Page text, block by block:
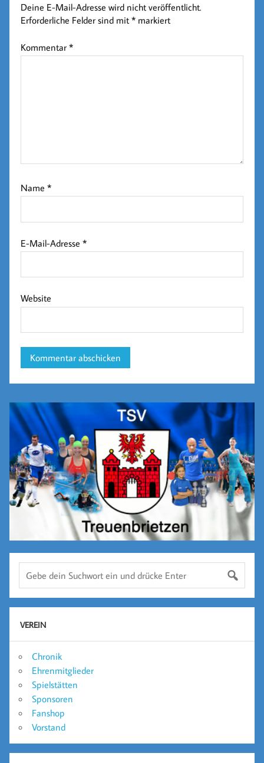
Deine E-Mail-Adresse wird nicht veröffentlicht.
Erforderliche Felder sind mit* markiert
Kommentar*
Name*
E-Mail-Adresse*
Website
VEREIN
Chronik
Ehrenmitglieder
Spielstätten
Sponsoren
Fanshop
Vorstand